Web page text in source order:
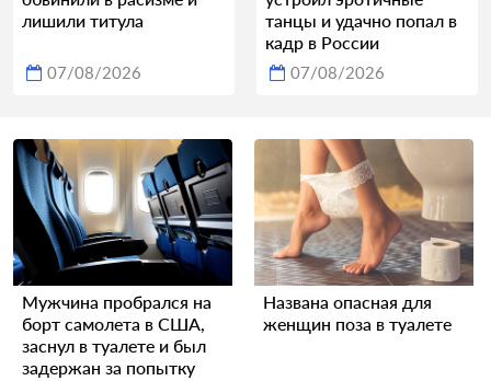
лишили титула
07/08/2026
танцы и удачно попал в
кадр в России
07/08/2026
Мужчина пробрался на
борт самолета в США,
заснул в туалете и был
задержан за попытку
Названа опасная для
женщин поза в туалете